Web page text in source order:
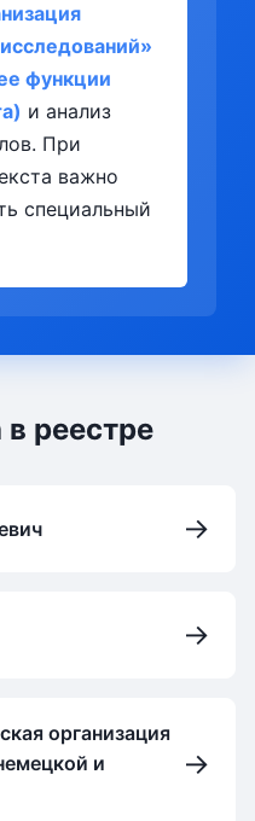
функции
и анализ
При
важно
специальный
реестре
→
→
организация
и
→